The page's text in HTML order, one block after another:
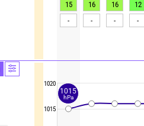
1020
1015
15
16 16 12
-
- - -
1015
hPa